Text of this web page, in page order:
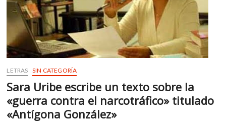
LETRAS SIN CATEGORÍA
Sara Uribe escribe un texto sobre la
«guerra contra el narcotráfico» titulado
«Antígona González»